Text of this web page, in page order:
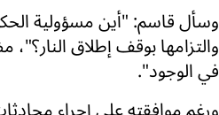
وسأل قاسم: "أين مسؤولية
والتزامها بوقف إطلاق
في الوجود".